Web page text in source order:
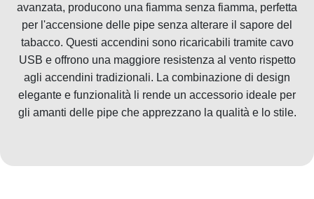
avanzata, producono una fiamma senza fiamma, perfetta
per l'accensione delle pipe senza alterare il sapore del
tabacco. Questi accendini sono ricaricabili tramite cavo
USB e offrono una maggiore resistenza al vento rispetto
agli accendini tradizionali. La combinazione di design
elegante e funzionalità li rende un accessorio ideale per
gli amanti delle pipe che apprezzano la qualità e lo stile.